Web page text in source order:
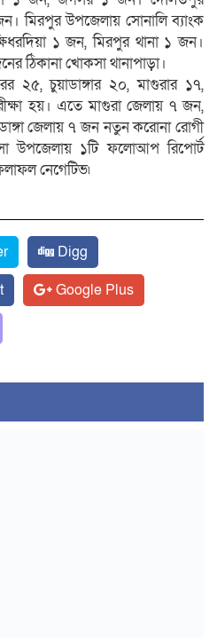
মিরপুর উপজেলায় সোনালি ব্যাংক
১ জন, মিরপুর থানা ১ জন।
ঠিকানা খোকসা থানাপাড়া।
২৫, চুয়াডাঙ্গার ২০, মাগুরার ১৭,
হয়। এতে মাগুরা জেলায় ৭ জন,
জেলায় ৭ জন নতুন করোনা রোগী
উপজেলায় ১টি ফলোআপ রিপোর্ট
নেগেটিভ৷
Digg
Google Plus